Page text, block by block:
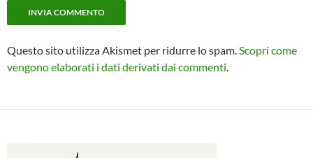
Questo sito utilizza Akismet per ridurre lo spam. Scopri come
vengono elaborati i dati derivati dai commenti